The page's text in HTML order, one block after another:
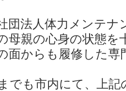
団法人体力メンテナ
母親の心身の状態を
面からも履修した専
でも市内にて、上記